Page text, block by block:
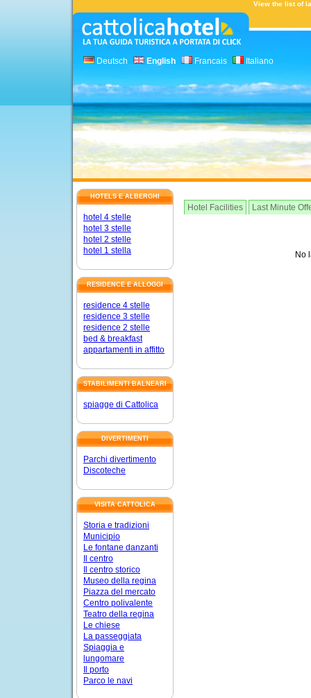
View the list of
Deutsch English Francais Italiano
HOTELS E ALBERGHI
hotel 4 stelle
hotel 3 stelle
hotel 2 stelle
hotel 1 stella
RESIDENCE E ALLOGGI
residence 4 stelle
residence 3 stelle
residence 2 stelle
bed & breakfast
appartamenti in affitto
STABILIMENTI BALNEARI
spiagge di Cattolica
DIVERTIMENTI
Parchi divertimento
Discoteche
VISITA CATTOLICA
Storia e tradizioni
Municipio
Le fontane danzanti
Il centro
Il centro storico
Museo della regina
Piazza del mercato
Centro polivalente
Teatro della regina
Le chiese
La passeggiata
Spiaggia e
lungomare
Il porto
Parco le navi
Hotel Facilities Last Minute
No